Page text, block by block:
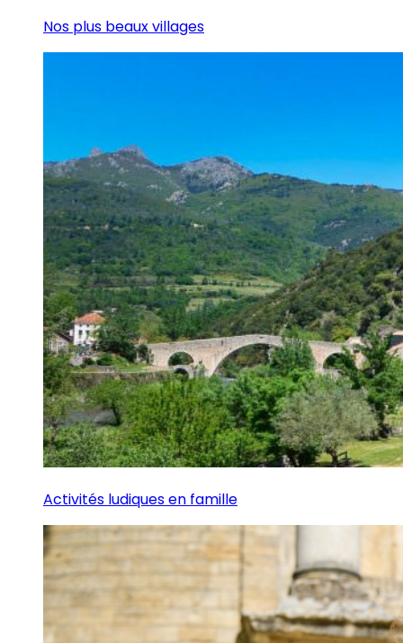
Nos plus beaux villages
Activités ludiques en famille